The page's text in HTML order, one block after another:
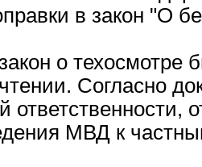
в закон "О
о техосмотре
Согласно
МВД к